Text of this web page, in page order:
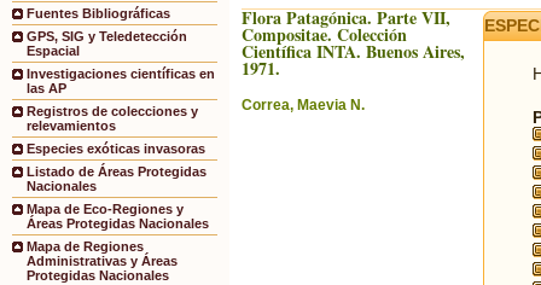
Fuentes Bibliográficas
GPS, SIG y Teledetección
Espacial
Investigaciones científicas en
las AP
Registros de colecciones y
relevamientos
Especies exóticas invasoras
Listado de Áreas Protegidas
Nacionales
Mapa de Eco-Regiones y
Áreas Protegidas Nacionales
Mapa de Regiones
Administrativas y Áreas
Protegidas Nacionales
Flora Patagónica. Parte VII,
Compositae. Colección
Científica INTA. Buenos Aires,
1971.
Correa, Maevia N.